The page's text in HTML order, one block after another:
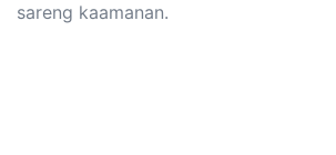
sareng kaamanan.